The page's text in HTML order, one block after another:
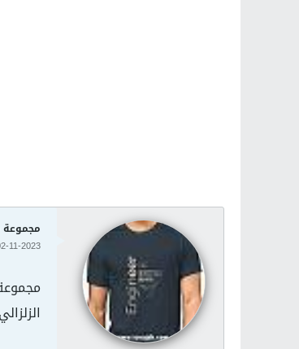
مجموعة
2023, 09:51 PM